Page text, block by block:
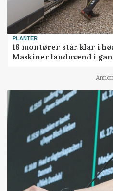
PLANTER
18 montører står klar i
Maskiner landmænd i